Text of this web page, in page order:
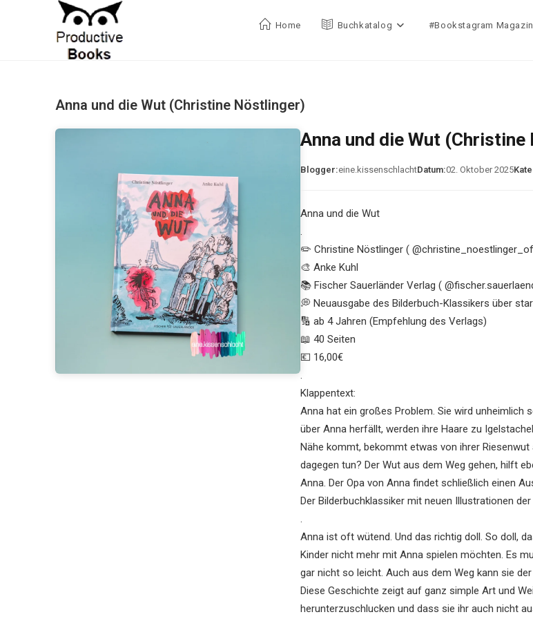
Home Buchkatalog #Bookstagram Magazin
Anna und die Wut (Christine Nöstlinger)
Anna und die Wut
Blogger:eine.kissenschlachtDatum:02. Oktober 2025
Anna und die Wut
.
✏️ Christine Nöstlinger (
🎨 Anke Kuhl
📚 Fischer Sauerländer Verlag (
💭 Neuausgabe des Bilderbuch-Klassikers über
🔢 ab 4 Jahren (Empfehlung des Verlags)
📖 40 Seiten
💶 16,00€
.
Klappentext:
Anna hat ein großes Problem. Sie wird unheimlich
über Anna herfällt, werden ihre Haare zu
Nähe kommt, bekommt etwas von ihrer
dagegen tun? Der Wut aus dem Weg gehen, hilft
Anna. Der Opa von Anna findet schließlich einen
Der Bilderbuchklassiker mit neuen Illustrationen
.
Anna ist oft wütend. Und das richtig doll. So doll,
Kinder nicht mehr mit Anna spielen möchten. Es
gar nicht so leicht. Auch aus dem Weg kann sie
Diese Geschichte zeigt auf ganz simple Art und
herunterzuschlucken und dass sie ihr auch nicht